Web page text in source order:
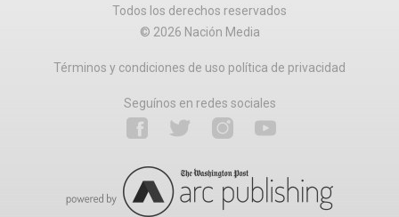
Todos los derechos reservados
© 2026 Nación Media
Términos y condiciones de uso política de privacidad
Seguínos en redes sociales